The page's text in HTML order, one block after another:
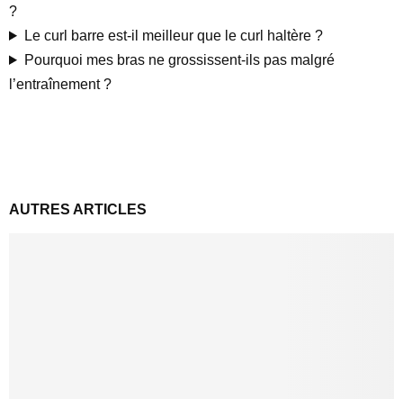
?
Le curl barre est-il meilleur que le curl haltère ?
Pourquoi mes bras ne grossissent-ils pas malgré
l’entraînement ?
AUTRES ARTICLES